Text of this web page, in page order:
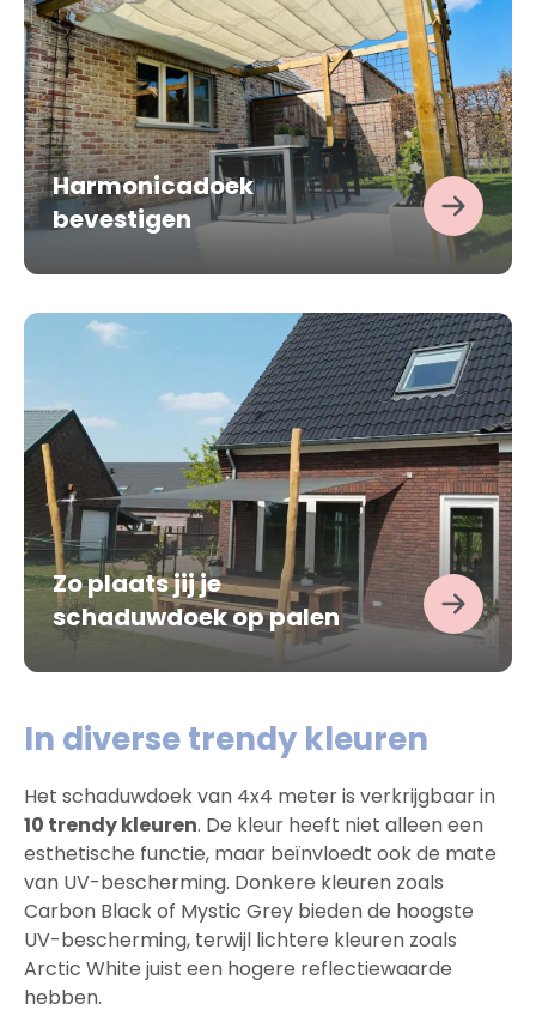
Harmonicadoek
bevestigen
Zo plaats jij je
schaduwdoek op palen
In diverse trendy kleuren
Het schaduwdoek van 4x4 meter is verkrijgbaar in
10 trendy kleuren. De kleur heeft niet alleen een
esthetische functie, maar beïnvloedt ook de mate
van UV-bescherming. Donkere kleuren zoals
Carbon Black of Mystic Grey bieden de hoogste
UV-bescherming, terwijl lichtere kleuren zoals
Arctic White juist een hogere reflectiewaarde
hebben.